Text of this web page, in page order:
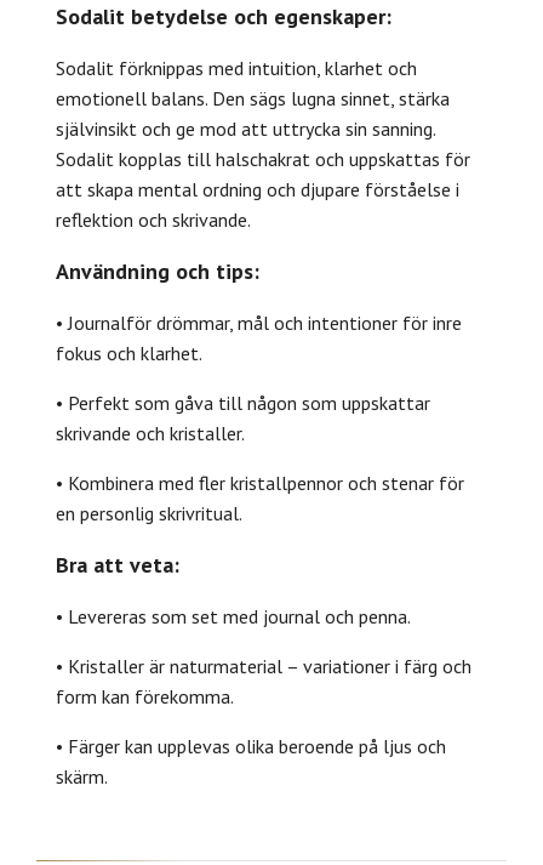
Sodalit betydelse och egenskaper:
Sodalit förknippas med intuition, klarhet och
emotionell balans. Den sägs lugna sinnet, stärka
självinsikt och ge mod att uttrycka sin sanning.
Sodalit kopplas till halschakrat och uppskattas för
att skapa mental ordning och djupare förståelse i
reflektion och skrivande.
Användning och tips:
• Journalför drömmar, mål och intentioner för inre
fokus och klarhet.
• Perfekt som gåva till någon som uppskattar
skrivande och kristaller.
• Kombinera med fler kristallpennor och stenar för
en personlig skrivritual.
Bra att veta:
• Levereras som set med journal och penna.
• Kristaller är naturmaterial – variationer i färg och
form kan förekomma.
• Färger kan upplevas olika beroende på ljus och
skärm.